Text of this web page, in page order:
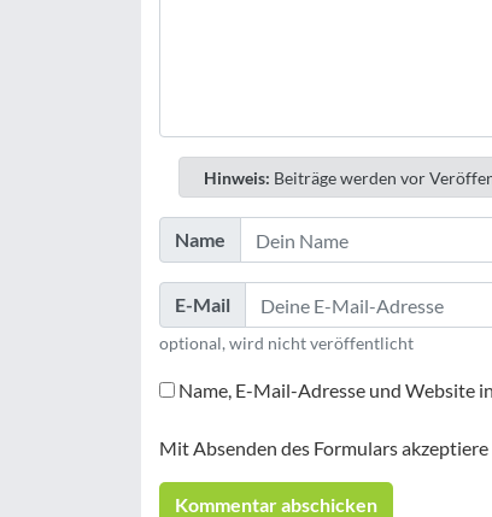
Hinweis: Beiträge werden vor
Name
E-Mail
optional, wird nicht veröffentlicht
Name, E-Mail-Adresse und Website
Mit Absenden des Formulars akzeptiere